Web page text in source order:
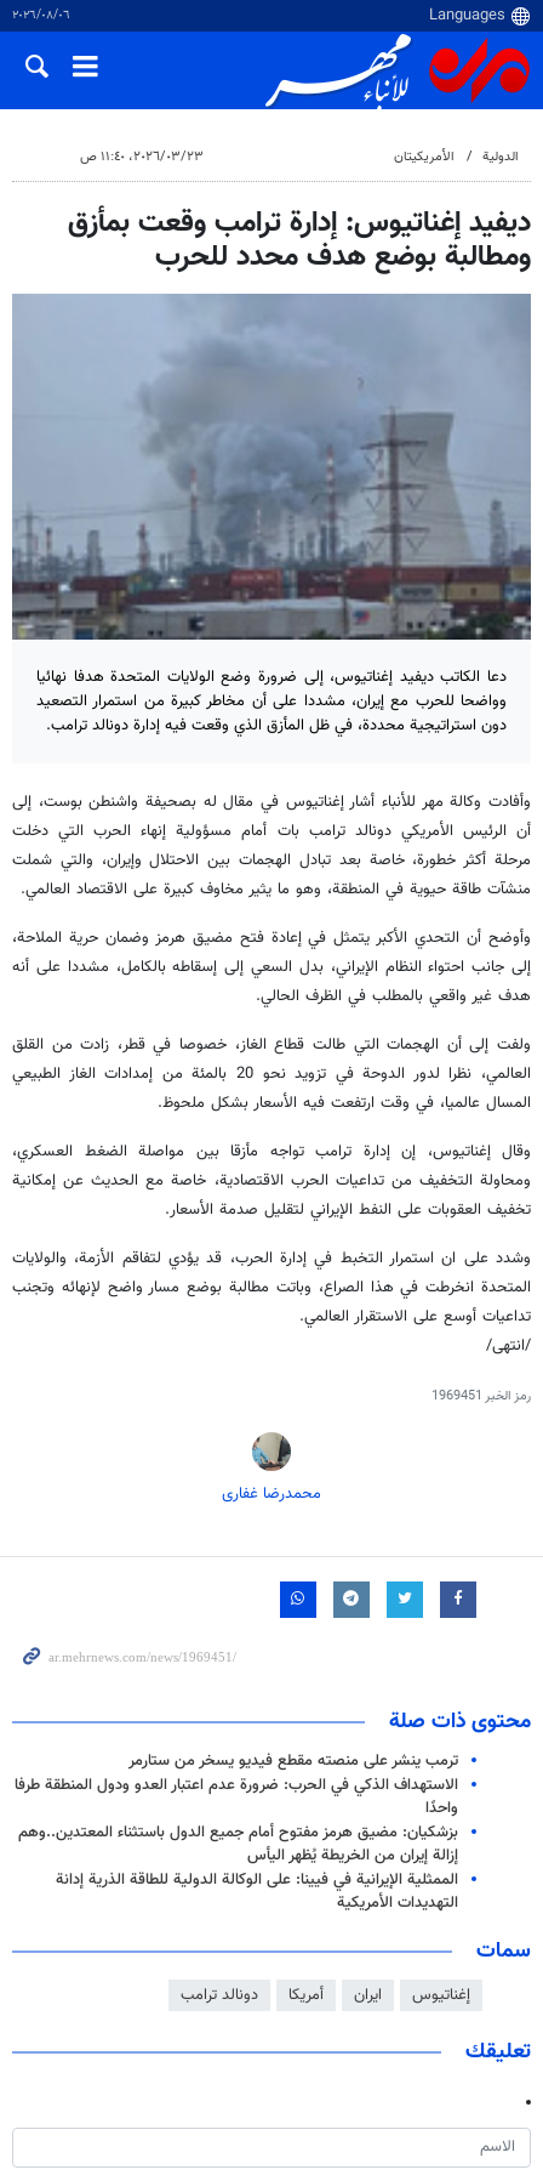
٠٦‏/٠٨‏/٢٠٢٦
الدولية الأمريكيتان ٢٣‏/٠٣‏/٢٠٢٦، ١١:٤٠ ص
ديفيد إغناتيوس: إدارة ترامب وقعت بمأزق
ومطالبة بوضع هدف محدد للحرب
دعا الكاتب ديفيد إغناتيوس، إلى ضرورة وضع الولايات المتحدة هدفا نهائيا
وواضحا للحرب مع إيران، مشددا على أن مخاطر كبيرة من استمرار التصعيد
دون استراتيجية محددة، في ظل المأزق الذي وقعت فيه إدارة دونالد ترامب.
وأفادت وكالة مهر للأنباء أشار إغناتيوس في مقال له بصحيفة واشنطن بوست، إلى
أن الرئيس الأمريكي دونالد ترامب بات أمام مسؤولية إنهاء الحرب التي دخلت
مرحلة أكثر خطورة، خاصة بعد تبادل الهجمات بين الاحتلال وإيران، والتي شملت
منشآت طاقة حيوية في المنطقة، وهو ما يثير مخاوف كبيرة على الاقتصاد العالمي.
وأوضح أن التحدي الأكبر يتمثل في إعادة فتح مضيق هرمز وضمان حرية الملاحة،
إلى جانب احتواء النظام الإيراني، بدل السعي إلى إسقاطه بالكامل، مشددا على أنه
هدف غير واقعي بالمطلب في الظرف الحالي.
ولفت إلى أن الهجمات التي طالت قطاع الغاز، خصوصا في قطر، زادت من القلق
العالمي، نظرا لدور الدوحة في تزويد نحو 20 بالمئة من إمدادات الغاز الطبيعي
المسال عالميا، في وقت ارتفعت فيه الأسعار بشكل ملحوظ.
وقال إغناتيوس، إن إدارة ترامب تواجه مأزقا بين مواصلة الضغط العسكري،
ومحاولة التخفيف من تداعيات الحرب الاقتصادية، خاصة مع الحديث عن إمكانية
تخفيف العقوبات على النفط الإيراني لتقليل صدمة الأسعار.
وشدد على ان استمرار التخبط في إدارة الحرب، قد يؤدي لتفاقم الأزمة، والولايات
المتحدة انخرطت في هذا الصراع، وباتت مطالبة بوضع مسار واضح لإنهائه وتجنب
تداعيات أوسع على الاستقرار العالمي.
/انتهى/
رمز الخبر 1969451
محمدرضا غفاری
محتوى ذات صلة
ترمب ينشر على منصته مقطع فيديو يسخر من ستارمر
الاستهداف الذكي في الحرب: ضرورة عدم اعتبار العدو ودول المنطقة طرفا
واحدًا
بزشكيان: مضيق هرمز مفتوح أمام جميع الدول باستثناء المعتدين..وهم
إزالة إيران من الخريطة يُظهر اليأس
الممثلية الإیرانیة في فيينا: على الوكالة الدولية للطاقة الذرية إدانة
التهديدات الأمريكية
سمات
إغناتيوس ايران أمريكا دونالد ترامب
تعليقك